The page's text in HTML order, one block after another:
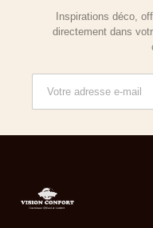
Inspirations déco,
directement dans